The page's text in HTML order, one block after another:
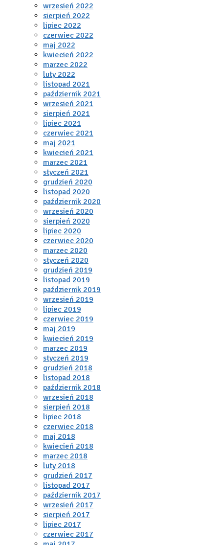
wrzesień 2022
sierpień 2022
lipiec 2022
czerwiec 2022
maj 2022
kwiecień 2022
marzec 2022
luty 2022
listopad 2021
październik 2021
wrzesień 2021
sierpień 2021
lipiec 2021
czerwiec 2021
maj 2021
kwiecień 2021
marzec 2021
styczeń 2021
grudzień 2020
listopad 2020
październik 2020
wrzesień 2020
sierpień 2020
lipiec 2020
czerwiec 2020
marzec 2020
styczeń 2020
grudzień 2019
listopad 2019
październik 2019
wrzesień 2019
lipiec 2019
czerwiec 2019
maj 2019
kwiecień 2019
marzec 2019
styczeń 2019
grudzień 2018
listopad 2018
październik 2018
wrzesień 2018
sierpień 2018
lipiec 2018
czerwiec 2018
maj 2018
kwiecień 2018
marzec 2018
luty 2018
grudzień 2017
listopad 2017
październik 2017
wrzesień 2017
sierpień 2017
lipiec 2017
czerwiec 2017